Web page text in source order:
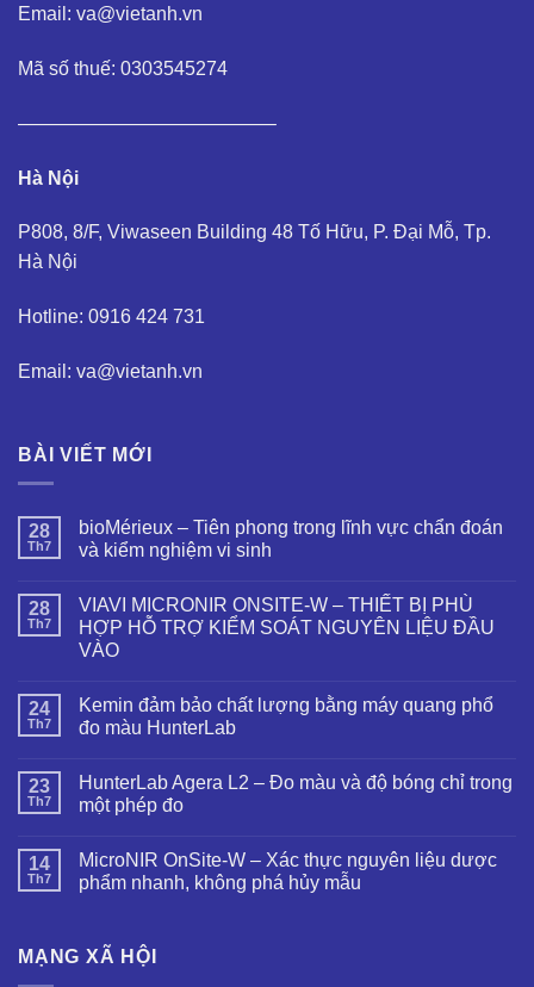
Email: va@vietanh.vn
Mã số thuế: 0303545274
—————————————–
Hà Nội
P808, 8/F, Viwaseen Building 48 Tố Hữu, P. Đại Mỗ, Tp.
Hà Nội
Hotline: 0916 424 731
Email: va@vietanh.vn
BÀI VIẾT MỚI
28
Th7
bioMérieux – Tiên phong trong lĩnh vực chẩn đoán
và kiểm nghiệm vi sinh
28
Th7
VIAVI MICRONIR ONSITE-W – THIẾT BỊ PHÙ
HỢP HỖ TRỢ KIỂM SOÁT NGUYÊN LIỆU ĐẦU
VÀO
24
Th7
Kemin đảm bảo chất lượng bằng máy quang phổ
đo màu HunterLab
23
Th7
HunterLab Agera L2 – Đo màu và độ bóng chỉ trong
một phép đo
14
Th7
MicroNIR OnSite-W – Xác thực nguyên liệu dược
phẩm nhanh, không phá hủy mẫu
MẠNG XÃ HỘI